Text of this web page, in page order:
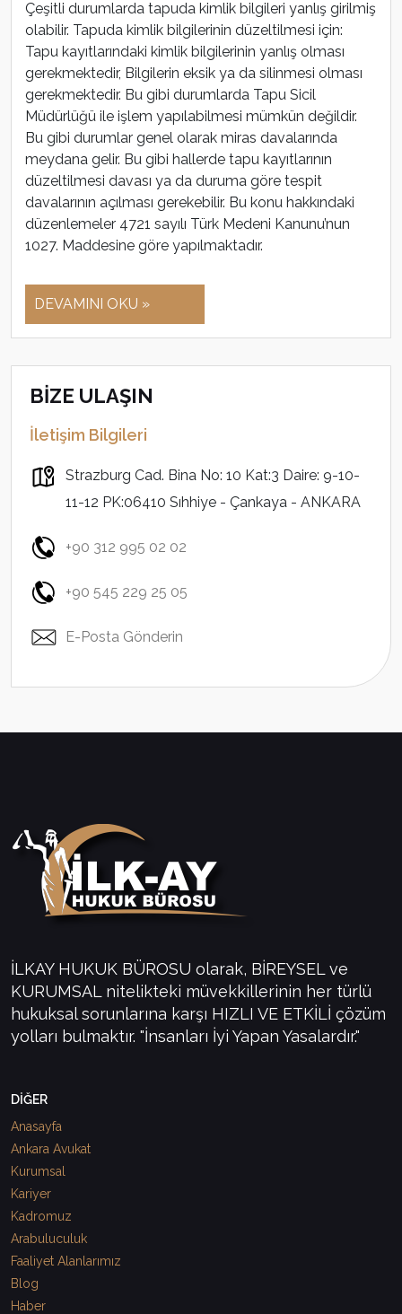
Çeşitli durumlarda tapuda kimlik bilgileri yanlış girilmiş
olabilir. Tapuda kimlik bilgilerinin düzeltilmesi için:
Tapu kayıtlarındaki kimlik bilgilerinin yanlış olması
gerekmektedir, Bilgilerin eksik ya da silinmesi olması
gerekmektedir. Bu gibi durumlarda Tapu Sicil
Müdürlüğü ile işlem yapılabilmesi mümkün değildir.
Bu gibi durumlar genel olarak miras davalarında
meydana gelir. Bu gibi hallerde tapu kayıtlarının
düzeltilmesi davası ya da duruma göre tespit
davalarının açılması gerekebilir. Bu konu hakkındaki
düzenlemeler 4721 sayılı Türk Medeni Kanunu’nun
1027. Maddesine göre yapılmaktadır.
DEVAMINI OKU »
BİZE ULAŞIN
İletişim Bilgileri
Strazburg Cad. Bina No: 10 Kat:3 Daire: 9-10-
11-12 PK:06410 Sıhhiye - Çankaya - ANKARA
+90 312 995 02 02
+90 545 229 25 05
E-Posta Gönderin
İLKAY HUKUK BÜROSU olarak, BİREYSEL ve
KURUMSAL nitelikteki müvekkillerinin her türlü
hukuksal sorunlarına karşı HIZLI VE ETKİLİ çözüm
yolları bulmaktır. "İnsanları İyi Yapan Yasalardır."
DİĞER
Anasayfa
Ankara Avukat
Kurumsal
Kariyer
Kadromuz
Arabuluculuk
Faaliyet Alanlarımız
Blog
Haber